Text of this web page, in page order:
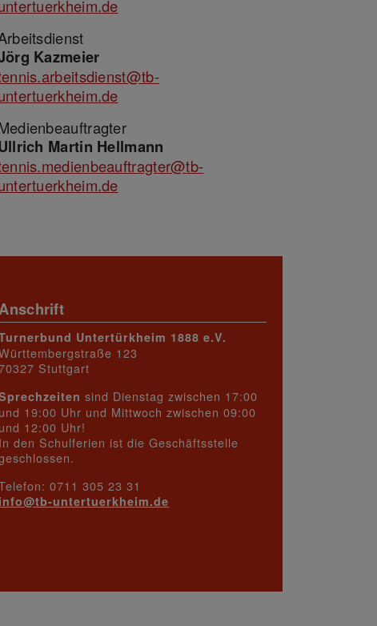
Kazmeier
tb-
Martin Hellmann
tb-
Untertürkheim 1888 e.V.
123
Stuttgart
sind Dienstag zwischen 17:00
und 19:00 Uhr und Mittwoch zwischen 09:00
und 12:00 Uhr!
In den Schulferien ist die Geschäftsstelle
0711 305 23 31
info@tb-untertuerkheim.de